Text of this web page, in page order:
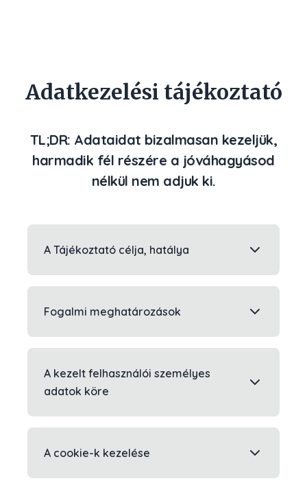
Adatkezelési tájékoztató
TL;DR: Adataidat bizalmasan kezeljük,
harmadik fél részére a jóváhagyásod
nélkül nem adjuk ki.
A Tájékoztató célja, hatálya
Fogalmi meghatározások
A kezelt felhasználói személyes
adatok köre
A cookie-k kezelése